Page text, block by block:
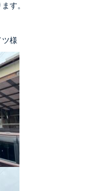
す。
様